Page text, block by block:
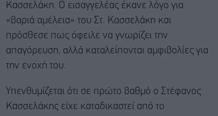
Κασσελάκη. Ο εισαγγελέας έκανε λόγο για
«βαριά αμέλεια» του Στ. Κασσελάκη και
πρόσθεσε πως όφειλε να γνωρίζει την
απαγόρευση, αλλά καταλείπονται αμφιβολίες για
την ενοχή του.
Υπενθυμίζεται ότι σε πρώτο βαθμό ο Στέφανος
Κασσελάκης είχε καταδικαστεί από το